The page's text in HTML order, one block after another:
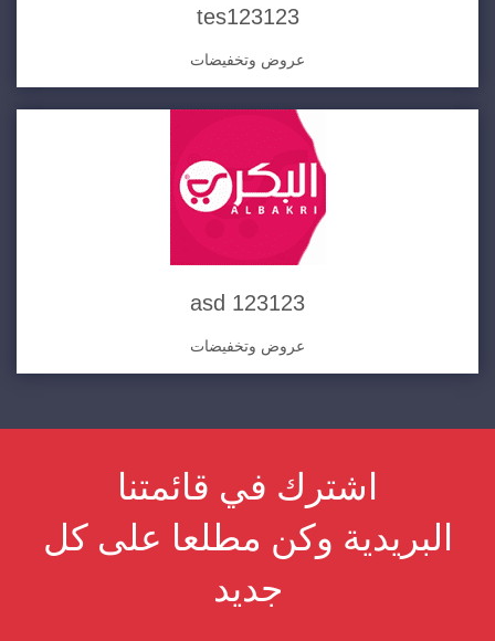
tes123123
عروض وتخفيضات
asd 123123
عروض وتخفيضات
اشترك في قائمتنا
البريدية وكن مطلعا على كل
جديد